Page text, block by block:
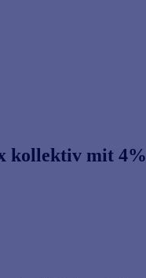
kollektiv mit 4%